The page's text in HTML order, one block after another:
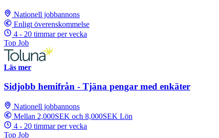
Nationell jobbannons
Enligt överenskommelse
4 - 20 timmar per vecka
Top Job
Läs mer
Sidjobb hemifrån - Tjäna pengar med enkäter
Nationell jobbannons
Mellan 2,000SEK och 8,000SEK Lön
4 - 20 timmar per vecka
Top Job